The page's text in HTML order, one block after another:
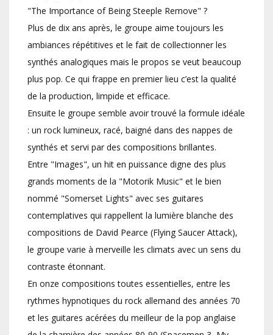
"The Importance of Being Steeple Remove" ?
Plus de dix ans après, le groupe aime toujours les
ambiances répétitives et le fait de collectionner les
synthés analogiques mais le propos se veut beaucoup
plus pop. Ce qui frappe en premier lieu c’est la qualité
de la production, limpide et efficace.
Ensuite le groupe semble avoir trouvé la formule idéale
: un rock lumineux, racé, baigné dans des nappes de
synthés et servi par des compositions brillantes.
Entre "Images", un hit en puissance digne des plus
grands moments de la "Motorik Music" et le bien
nommé "Somerset Lights" avec ses guitares
contemplatives qui rappellent la lumière blanche des
compositions de David Pearce (Flying Saucer Attack),
le groupe varie à merveille les climats avec un sens du
contraste étonnant.
En onze compositions toutes essentielles, entre les
rythmes hypnotiques du rock allemand des années 70
et les guitares acérées du meilleur de la pop anglaise